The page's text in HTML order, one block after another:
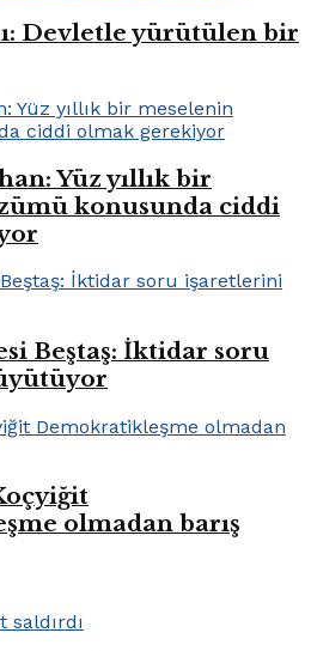
Devletle yürütülen bir
Yüz yıllık bir
konusunda ciddi
Beştaş: İktidar soru
olmadan barış